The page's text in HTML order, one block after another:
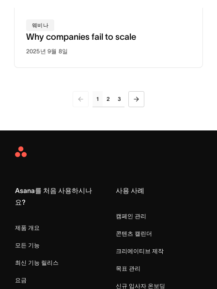
웨비나
Why companies fail to scale
2025년 9월 8일
1 2 3
Asana
Asana를 처음 사용하시나
요?
제품 개요
모든 기능
최신 기능 릴리스
요금
사용 사례
캠페인 관리
콘텐츠 캘린더
크리에이티브 제작
목표 관리
신규 입사자 온보딩